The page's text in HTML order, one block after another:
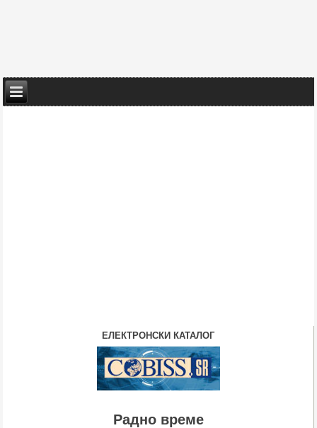
ЕЛЕКТРОНСКИ КАТАЛОГ
Радно време